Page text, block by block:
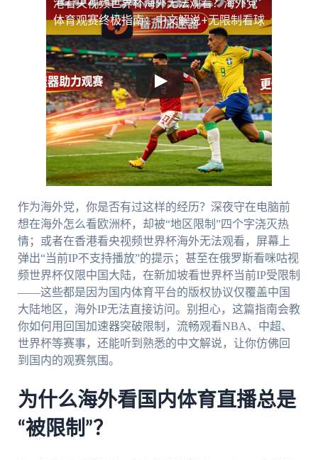
港看央视频世界杯海外无法观看？海外党
体育观赛终极指南：中文解说+无限制看球
作为海外党，你是否有过这样的经历？深夜守在电脑前
想在海外怎么看欧洲杯，却被“地区限制”四个字浇灭热
情；或者在香港看央视频世界杯海外无法观看，屏幕上
弹出“当前IP不支持播放”的提示；甚至在俄罗斯看咪咕视
频世界杯仅限中国大陆，在新加坡看世界杯当前IP受限制
——这些都是因为国内体育平台的版权协议仅覆盖中国
大陆地区，海外IP无法直接访问。别担心，这篇指南会教
你如何用回国加速器突破限制，流畅观看NBA、中超、
世界杯等赛事，还能听到熟悉的中文解说，让你仿佛回
到国内的观赛氛围。
为什么海外看国内体育直播总是
“被限制”？